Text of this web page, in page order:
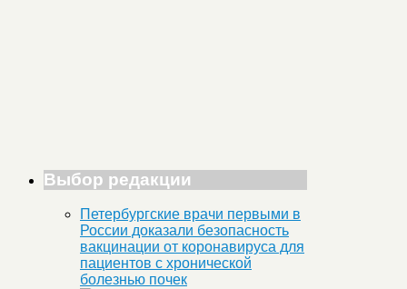
Выбор редакции
Петербургские врачи первыми в
России доказали безопасность
вакцинации от коронавируса для
пациентов с хронической
болезнью почек